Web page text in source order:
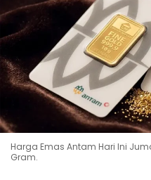
Harga Emas Antam Hari Ini
Gram.